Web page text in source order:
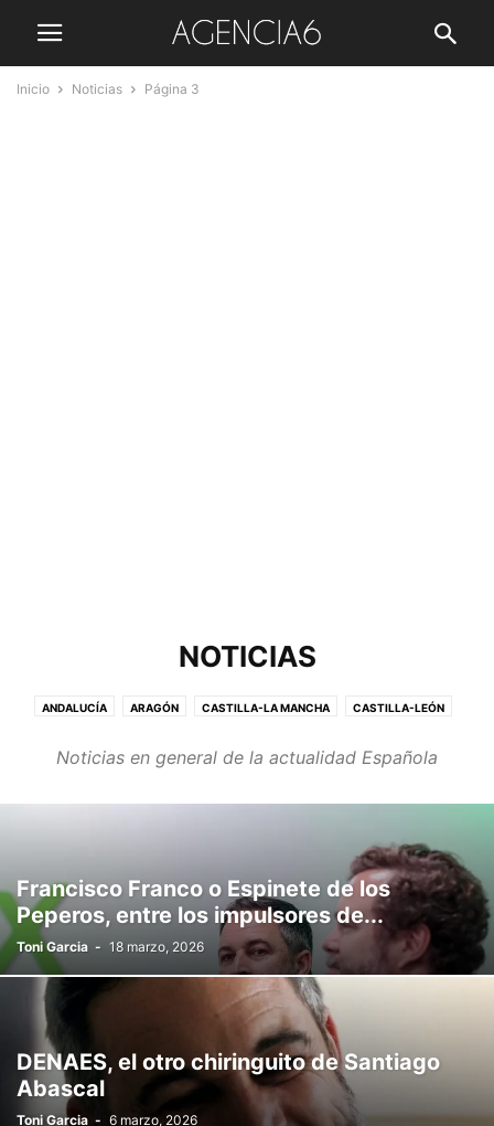
Inicio Noticias Página 3
NOTICIAS
ANDALUCÍA ARAGÓN CASTILLA-LA MANCHA CASTILLA-LEÓN
GALICIA MADRID MURCIA NAVARRA POLÍTICA
Noticias en general de la actualidad Española
Francisco Franco o Espinete de los
Peperos, entre los impulsores de...
Toni Garcia - 18 marzo, 2026
DENAES, el otro chiringuito de Santiago
Abascal
Toni Garcia - 6 marzo, 2026